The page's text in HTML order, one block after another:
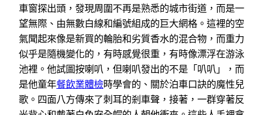
車窗探出頭，發現周圍不再是熟悉的城市街道，而是一
望無際、由無數白線和編號組成的巨大網格。這裡的空
氣聞起來像是新買的輪胎和劣質香水的混合物，而重力
似乎是隨機變化的，有時感覺很重，有時像漂浮在游泳
池裡。他試圖按喇叭，但喇叭發出的不是「叭叭」，而
是他童年餐飲業體檢時學會的、關於泊車口訣的魔性兒
歌。四面八方傳來了刺耳的剎車聲，接著，一群穿著反